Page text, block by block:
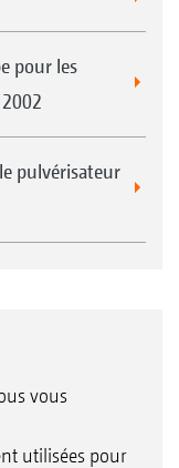
pour les
pulvérisateur
vous
utilisées pour